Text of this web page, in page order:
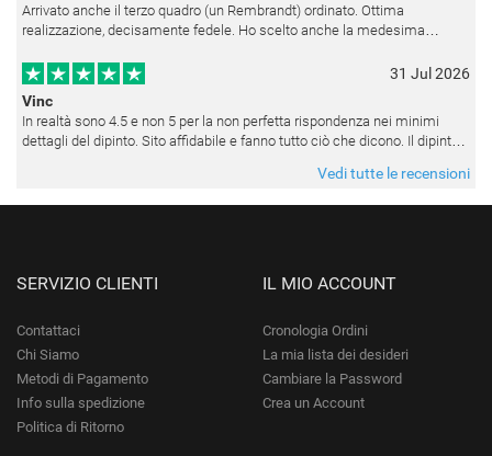
Arrivato anche il terzo quadro (un Rembrandt) ordinato. Ottima
realizzazione, decisamente fedele. Ho scelto anche la medesima
appesi
31 Jul 2026
Vinc
In realtà sono 4.5 e non 5 per la non perfetta rispondenza nei minimi
dettagli del dipinto. Sito affidabile e fanno tutto ciò che dicono. Il dipinto,
Vedi tutte le recensioni
SERVIZIO CLIENTI
Contattaci
Chi Siamo
Metodi di Pagamento
Info sulla spedizione
Politica di Ritorno
IL MIO ACCOUNT
Cronologia Ordini
La mia lista dei desideri
Cambiare la Password
Crea un Account